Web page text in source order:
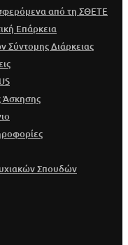
από τη ΣΘΕΤΕ
Επάρκεια
Διάρκειας
Άσκησης
Σπουδών